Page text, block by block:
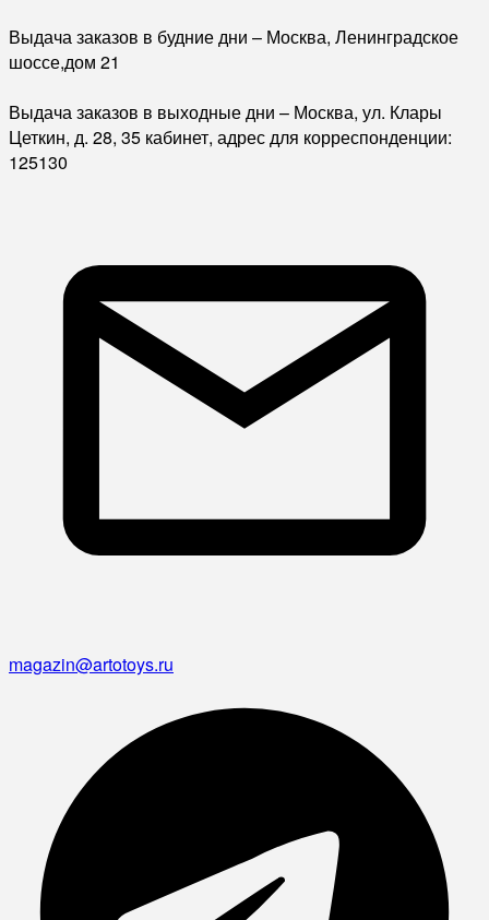
Выдача заказов в будние дни – Москва, Ленинградское
шоссе,дом 21
Выдача заказов в выходные дни – Москва, ул. Клары
Цеткин, д. 28, 35 кабинет, адрес для корреспонденции:
125130
magazin@artotoys.ru